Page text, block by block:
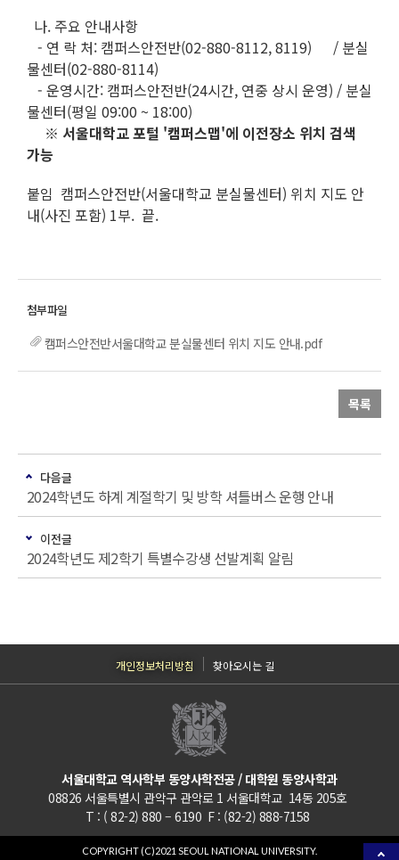
나. 주요 안내사항
- 연 락 처: 캠퍼스안전반(02-880-8112, 8119) / 분실
물센터(02-880-8114)
- 운영시간: 캠퍼스안전반(24시간, 연중 상시 운영) / 분실
물센터(평일 09:00 ~ 18:00)
※ 서울대학교 포털 '캠퍼스맵'에 이전장소 위치 검색
가능
붙임 캠퍼스안전반(서울대학교 분실물센터) 위치 지도 안
내(사진 포함) 1부. 끝.
캠퍼스안전반서울대학교 분실물센터 위치 지도 안내.pdf
목록
다음글
2024학년도 하계 계절학기 및 방학 셔틀버스 운행 안내
이전글
2024학년도 제2학기 특별수강생 선발계획 알림
개인정보처리방침 찾아오시는 길
서울대학교 역사학부 동양사학전공 / 대학원 동양사학과
08826 서울특별시 관악구 관악로 1 서울대학교 14동 205호
T : ( 82-2) 880 – 6190 F : (82-2) 888-7158
COPYRIGHT (C)2021 SEOUL NATIONAL UNIVERSITY.